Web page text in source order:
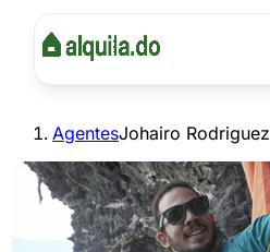
AgentesJohairo Rodriguez